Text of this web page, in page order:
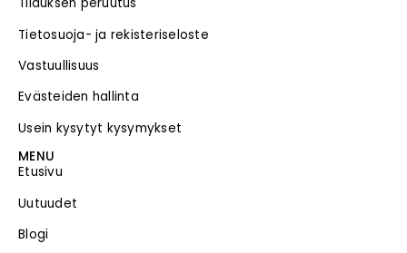
Tietosuoja- ja rekisteriseloste
Vastuullisuus
Evästeiden hallinta
Usein kysytyt kysymykset
MENU
Etusivu
Uutuudet
Blogi